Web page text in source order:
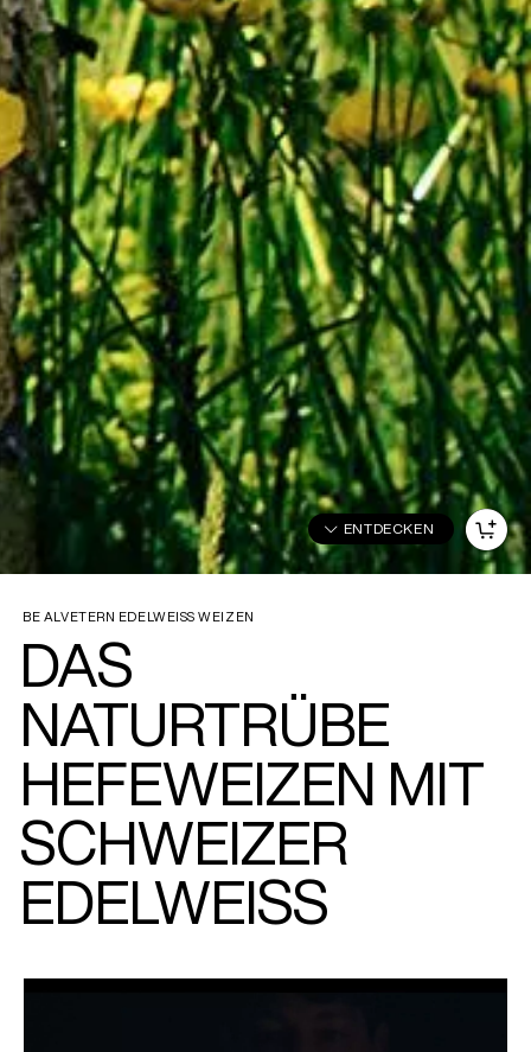
ENTDECKEN
BE ALVETERN EDELWEISS WEIZEN
DAS
NATURTRÜBE
HEFEWEIZEN MIT
SCHWEIZER
EDELWEISS